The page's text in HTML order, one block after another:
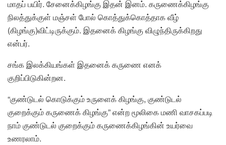
மாதப் பயிர். சேனைக்கிழங்கு இதன் இனம். கருணைக்கிழங்கு
நிலத்துக்குள் மஞ்சள் போல் கொத்துக்கொத்தாக வீழ்
(கிழங்கு)விட்டிருக்கும். இதனைக் கிழங்கு விழுந்திருக்கிறது
என்பர்.
சங்க இலக்கியங்கள் இதனைக் கருணை எனக்
குறிப்பிடுகின்றன.
“குண்டுடல் கொடுக்கும் உருளைக் கிழங்கு, குண்டுடல்
குறைக்கும் கருணைக் கிழங்கு” என்ற மூலிகை மணி வாசகப்படி
நாம் குண்டுடல் குறைக்கும் கருணைக்கிழங்கின் உயர்வை
உணரலாம்.